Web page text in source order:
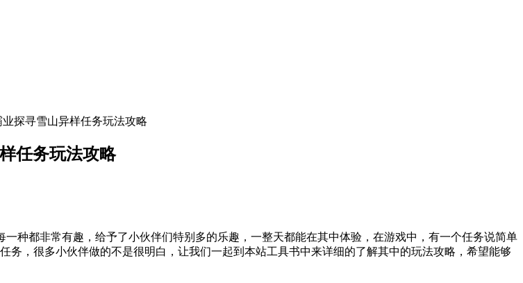
探寻雪山异样任务玩法攻略
任务玩法攻略
种都非常有趣，给予了小伙伴们特别多的乐趣，一整天都能在其中体验，在游戏中，有一个任务说简单
，很多小伙伴做的不是很明白，让我们一起到本站工具书中来详细的了解其中的玩法攻略，希望能够